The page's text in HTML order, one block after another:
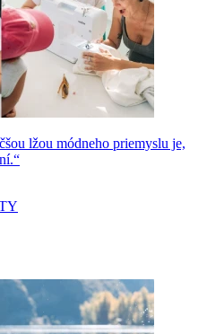
lžou módneho priemyslu je,